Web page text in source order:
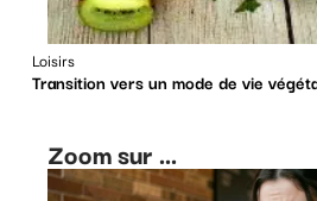
Loisirs
Transition vers un mode de vie
Zoom sur ...